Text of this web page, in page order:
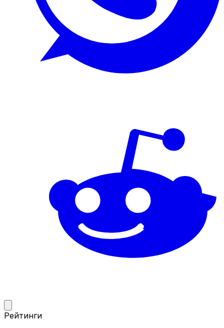
Рейтинги